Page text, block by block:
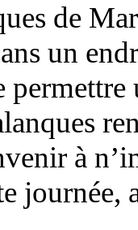
de
un
à
journée,